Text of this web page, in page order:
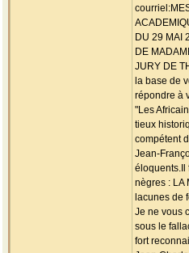
DU 29 MAI
DE
JURY DE
la base de
répondre à
"Les
tieux
compétent
Jean-
éloquents.Il
nègres : LA
lacunes de
Je ne vous
sous le
fort